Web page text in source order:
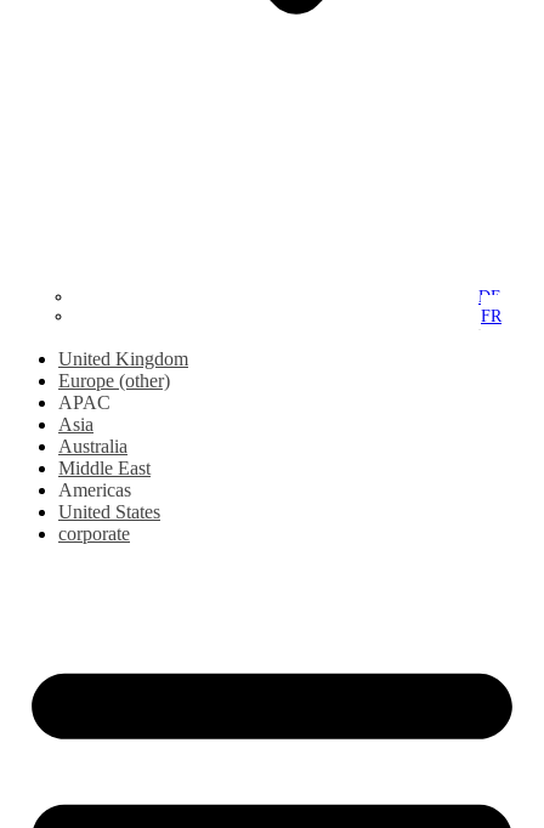
DE
FR
United Kingdom
Europe (other)
APAC
Asia
Australia
Middle East
Americas
United States
corporate